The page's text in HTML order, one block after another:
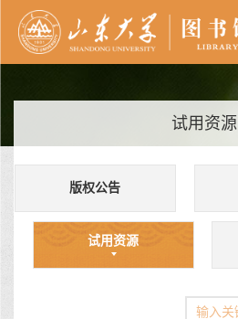
试用资源
版权公告
试用资源